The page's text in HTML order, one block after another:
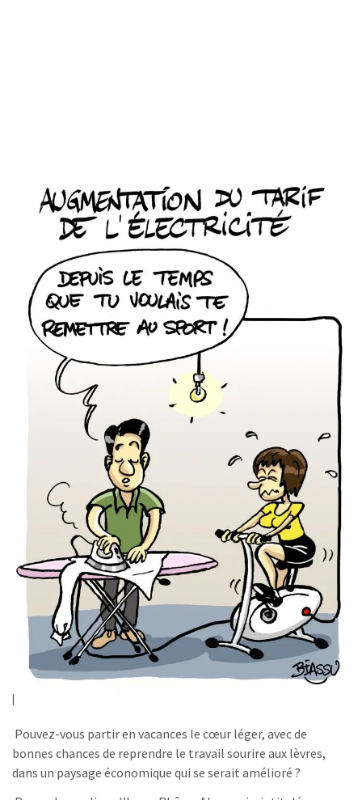
Pouvez-vous partir en vacances le cœur léger, avec de
bonnes chances de reprendre le travail sourire aux lèvres,
dans un paysage économique qui se serait amélioré ?